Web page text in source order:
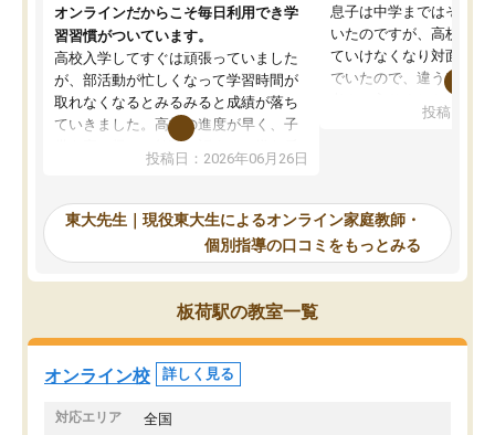
オンラインだからこそ毎日利用でき学
習習慣がついています。
高校入学してすぐは頑張っていました
が、部活動が忙しくなって学習時間が
取れなくなるとみるみると成績が落ち
ていきました。高校の進度が早く、子
供も家に帰って勉強の話すると嫌な反
応を示します。東大先生にお願いして
れるので、親としても安心です。毎日
使える自習室とかもあり、わからない
ところがあれば先生が回答してくれる
のも重宝しています。
投稿日：2026年06月26日
息子は中学まではそこそ
いたのですが、高校に入
ていけなくなり対面の塾
でいたので、違うアプロ
で、当初は模試でD判定
自習室が毎日使えていつ
るのが心強かったよう
謝です。
投稿日：
東大先生｜現役東大生によるオンライン家庭教師・
個別指導の口コミをもっとみる
板荷駅の教室一覧
オンライン校 詳しく見る
対応エリア 全国